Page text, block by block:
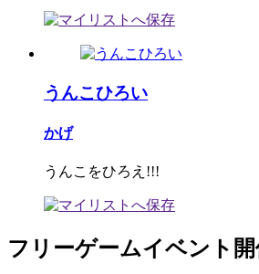
うんこひろい
かげ
うんこをひろえ!!!
フリーゲームイベント開